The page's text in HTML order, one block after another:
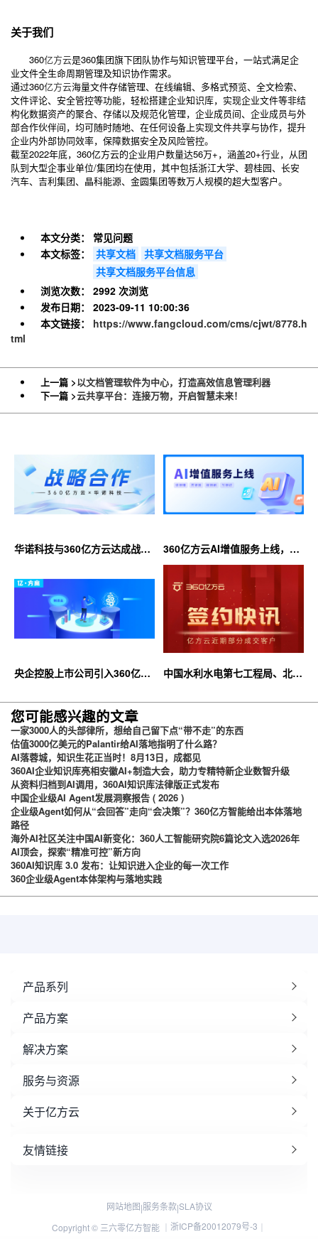
关于我们
360亿方云是360集团旗下团队协作与知识管理平台，一站式满足企
业文件全生命周期管理及知识协作需求。
通过360亿方云海量文件存储管理、在线编辑、多格式预览、全文检索、
文件评论、安全管控等功能，轻松搭建企业知识库，实现企业文件等非结
构化数据资产的聚合、存储以及规范化管理，企业成员间、企业成员与外
部合作伙伴间，均可随时随地、在任何设备上实现文件共享与协作，提升
企业内外部协同效率，保障数据安全及风险管控。
截至2022年底，360亿方云的企业用户数量达56万+，涵盖20+行业，从团
队到大型企事业单位/集团均在使用，其中包括浙江大学、碧桂园、长安
汽车、吉利集团、晶科能源、金圆集团等数万人规模的超大型客户。
本文分类：
常见问题
本文标签：
共享文档 共享文档服务平台
共享文档服务平台信息
浏览次数：
2992 次浏览
发布日期：
2023-09-11 10:00:36
本文链接：
https://www.fangcloud.com/cms/cjwt/8778.h
tml
上一篇 >以文档管理软件为中心，打造高效信息管理利器
下一篇 >云共享平台：连接万物，开启智慧未来！
华诺科技与360亿方云达成战略
360亿方云AI增值服务上线，超
大限时优惠等你来！
央企控股上市公司引入360亿方
台
中国水利水电第七工程局、北京
您可能感兴趣的文章
一家3000人的头部律所，想给自己留下点“带不走”的东西
估值3000亿美元的Palantir给AI落地指明了什么路？
AI落蓉城，知识生花正当时！8月13日，成都见
360AI企业知识库亮相安徽AI+制造大会，助力专精特新企业数智升级
从资料归档到AI调用，360AI知识库法律版正式发布
中国企业级AI Agent发展洞察报告 ( 2026 )
企业级Agent如何从“会回答”走向“会决策”？360亿方智能给出本体落地
路径
海外AI社区关注中国AI新变化：360人工智能研究院6篇论文入选2026年
AI顶会，探索“精准可控”新方向
360AI知识库 3.0 发布：让知识进入企业的每一次工作
360企业级Agent本体架构与落地实践
产品系列
产品方案
解决方案
服务与资源
关于亿方云
友情链接
网站地图|服务条款|SLA协议
Copyright © 三六零亿方智能 ｜ 浙ICP备20012079号-3 ｜